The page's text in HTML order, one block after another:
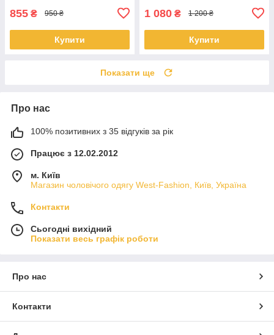
855 ₴ 950 ₴
Купити
1 080 ₴ 1 200 ₴
Купити
Показати ще
Про нас
100% позитивних з 35 відгуків за рік
Працює з 12.02.2012
м. Київ
Магазин чоловічого одягу West-Fashion, Київ, Україна
Контакти
Сьогодні вихідний
Показати весь графік роботи
Про нас
Контакти